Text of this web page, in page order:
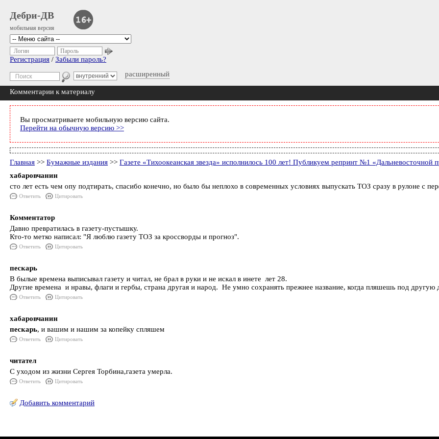
Дебри-ДВ
мобильная версия
расширенный
Логин Пароль
Регистрация / Забыли пароль?
Комментарии к материалу
Вы просматриваете мобильную версию сайта.
Перейти на обычную версию >>
Главная >> Бумажные издания >> Газете «Тихоокеанская звезда» исполнилось 100 лет! Публикуем репринт №1 «Дальневосточной
хабаровчанин
сто лет есть чем опу подтирать, спасибо конечно, но было бы неплохо в современных условиях выпускать ТОЗ сразу в рулоне с
Ответить Цитировать
Комментатор
Давно превратилась в газету-пустышку.
Кто-то метко написал: "Я люблю газету ТОЗ за кроссворды и прогноз".
Ответить Цитировать
пескарь
В былые времена выписывал газету и читал, не брал в руки и не искал в инете лет 28.
Другие времена и нравы, флаги и гербы, страна другая и народ. Не умно сохранять прежнее название, когда пляшешь под другую
Ответить Цитировать
хабаровчанин
пескарь, и вашим и нашим за копейку спляшем
Ответить Цитировать
читател
С уходом из жизни Сергея Торбина,газета умерла.
Ответить Цитировать
Добавить комментарий